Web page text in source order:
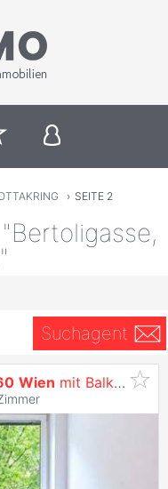
› SEITE 2
Suchagent
Wien mit Balkon - DAVE